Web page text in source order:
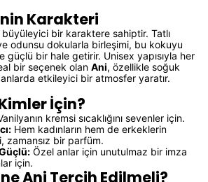
Karakteri
bir karaktere sahiptir. Tatlı
odunsu dokularla birleşimi, bu kokuyu
güçlü bir hale getirir. Unisex yapısıyla her
bir seçenek olan Ani, özellikle soğuk
etkileyici bir atmosfer yaratır.
İçin?
kremsi sıcaklığını sevenler için.
Hem kadınların hem de erkeklerin
zamansız bir parfüm.
Özel anlar için unutulmaz bir imza
için.
Ani Tercih Edilmeli?